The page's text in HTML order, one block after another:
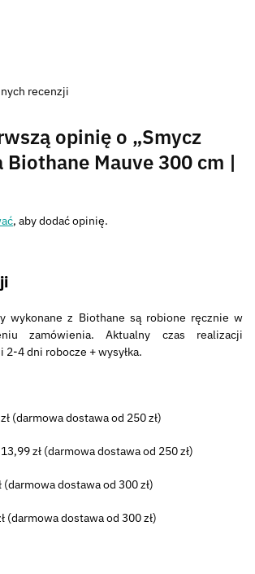
recenzji
opinię o „Smycz
Biothane Mauve 300 cm |
, aby dodać opinię.
wykonane z Biothane są robione ręcznie w
zamówienia. Aktualny czas realizacji
4 dni robocze + wysyłka.
(darmowa dostawa od 250 zł)
zł (darmowa dostawa od 250 zł)
dostawa od 300 zł)
(darmowa dostawa od 300 zł)